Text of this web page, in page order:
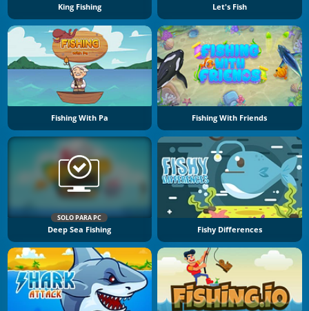
King Fishing Let's Fish
Fishing With Pa Fishing With Friends
SOLO PARA PC
Deep Sea Fishing Fishy Differences